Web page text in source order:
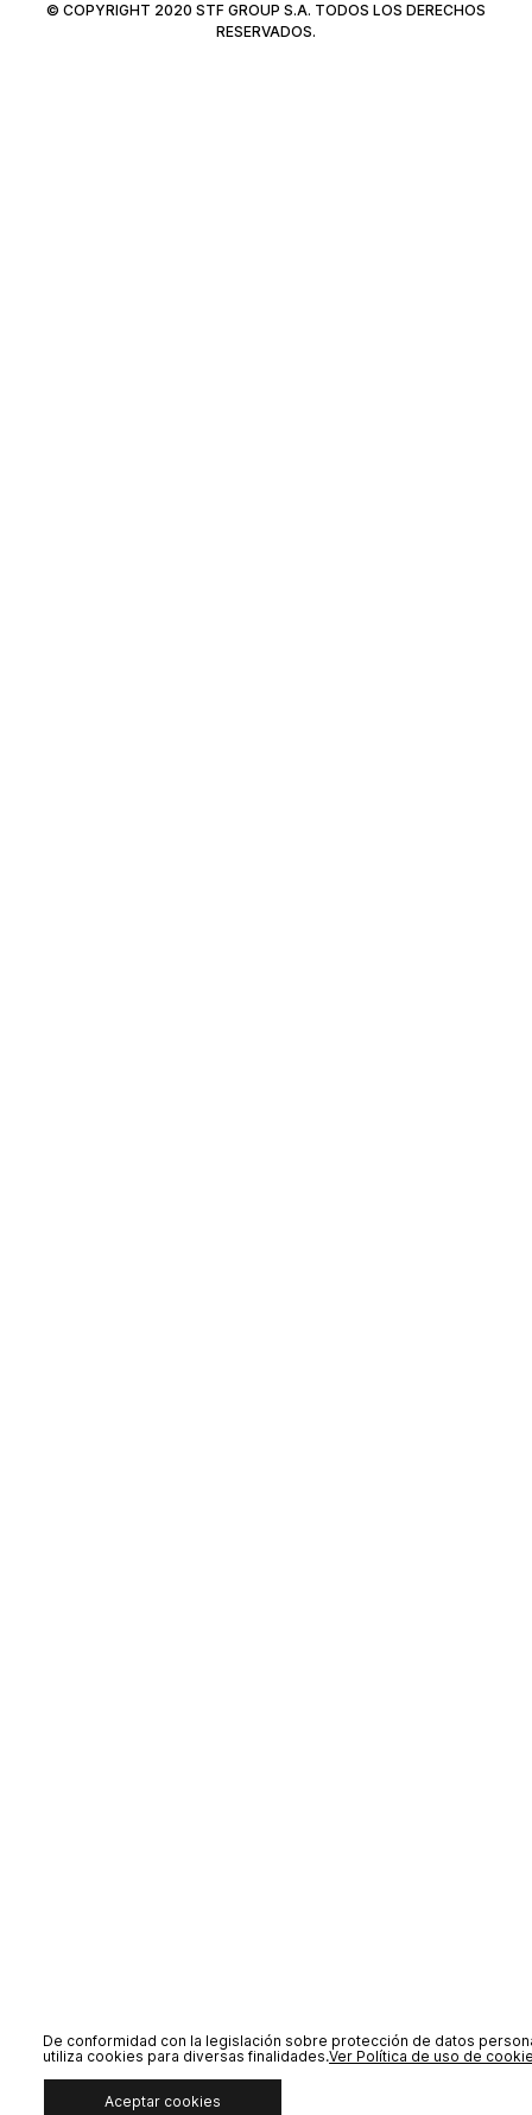
© COPYRIGHT 2020 STF GROUP S.A. TODOS LOS DERECHOS
RESERVADOS.
De conformidad con la legislación sobre protección de datos
utiliza cookies para diversas finalidades.Ver Política de uso de
Aceptar cookies